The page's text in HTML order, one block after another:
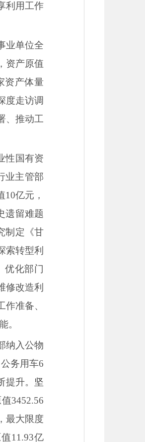
利用工作
业单位全
资产原值
资产体量
度走访调
、推动工
性国有资
业主管部
亿元，
遗留难题
制定《甘
索转型利
优化部门
修改造利
准备、
。
纳入公物
务用车6
升。 坚
3452.56
最大限度
11.93亿